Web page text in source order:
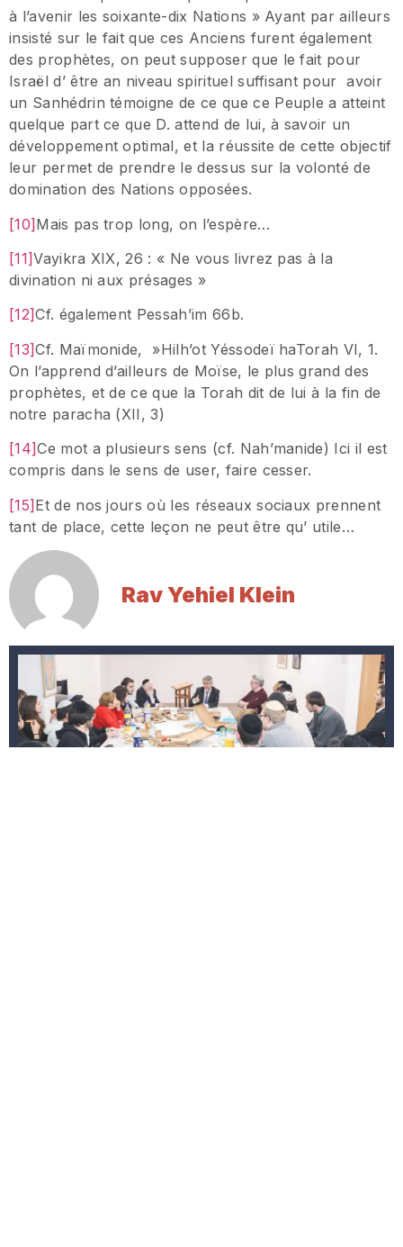
à l’avenir les soixante-dix Nations » Ayant par ailleurs
insisté sur le fait que ces Anciens furent également
des prophètes, on peut supposer que le fait pour
Israël d’ être an niveau spirituel suffisant pour avoir
un Sanhédrin témoigne de ce que ce Peuple a atteint
quelque part ce que D. attend de lui, à savoir un
développement optimal, et la réussite de cette objectif
leur permet de prendre le dessus sur la volonté de
domination des Nations opposées.
[10]Mais pas trop long, on l’espère…
[11]Vayikra XIX, 26 : « Ne vous livrez pas à la
divination ni aux présages »
[12]Cf. également Pessah’im 66b.
[13]Cf. Maïmonide, »Hilh’ot Yéssodeï haTorah VI, 1.
On l’apprend d’ailleurs de Moïse, le plus grand des
prophètes, et de ce que la Torah dit de lui à la fin de
notre paracha (XII, 3)
[14]Ce mot a plusieurs sens (cf. Nah’manide) Ici il est
compris dans le sens de user, faire cesser.
[15]Et de nos jours où les réseaux sociaux prennent
tant de place, cette leçon ne peut être qu’ utile…
Rav Yehiel Klein